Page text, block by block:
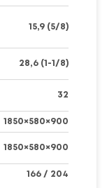
15,9 (5/8)
28,6 (1-1/8)
32
1850×580×900
1850×580×900
166 / 204